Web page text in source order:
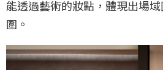
能透過藝術的妝點，體現出場
圍。